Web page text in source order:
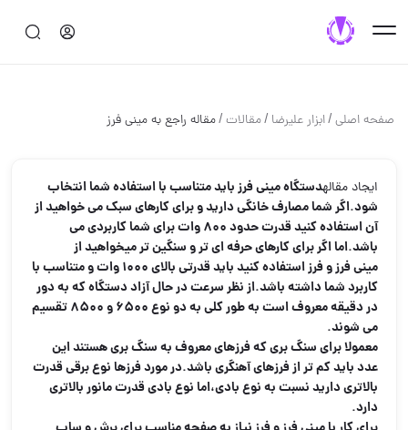
صفحه اصلی/ابزار علیرضا /مقالات/مقاله راجع به مینی فرز
ایجاد مقالهدستگاهمینی فرزباید متناسب با استفاده شما انتخاب
شود.اگر شما مصارف خانگی دارید و برای کارهای سبک می خواهید از
آن استفاده کنید قدرت حدود 800 وات برای شما کاربردی می
باشد.اما اگر برای کارهای حرفه ای تر و سنگین تر میخواهید از
مینی فرز
و فرز استفاده کنید باید قدرتی بالای 1000 وات و متناسب با
کاربرد شما داشته باشد.از نظر سرعت در حال آزاد دستگاه که به دور
در دقیقه معروف است به طور کلی به دو نوع 6500 و 8500 تقسیم
می شوند.
معمولا برای سنگ بری کهفرزهای معروف به سنگ بری هستند این
عدد باید کم تر از فرزهای آهنگری باشد.در مورد فرزها نوع برقی قدرت
بالاتری دارید نسبت به نوع بادی،اما نوع بادی قدرت مانور بالاتری
دارد.